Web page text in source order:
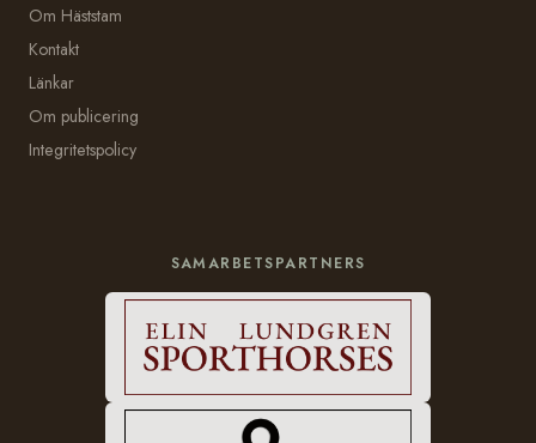
Om Häststam
Kontakt
Länkar
Om publicering
Integritetspolicy
SAMARBETSPARTNERS